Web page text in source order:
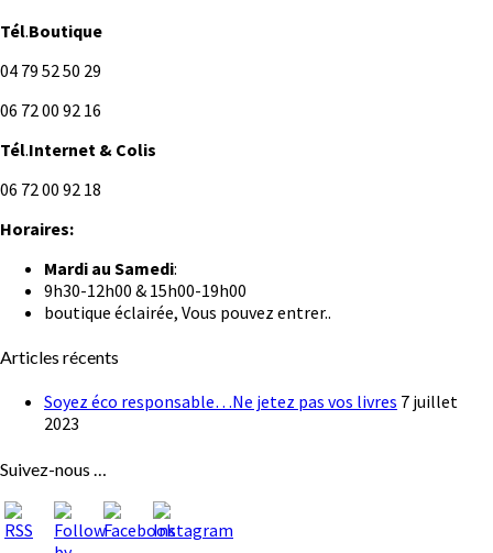
Tél.Boutique
04 79 52 50 29
06 72 00 92 16
Tél.Internet & Colis
06 72 00 92 18
Horaires:
Mardi au Samedi:
9h30-12h00 & 15h00-19h00
boutique éclairée, Vous pouvez entrer..
Articles récents
Soyez éco responsable…Ne jetez pas vos livres 7 juillet
2023
Suivez-nous …